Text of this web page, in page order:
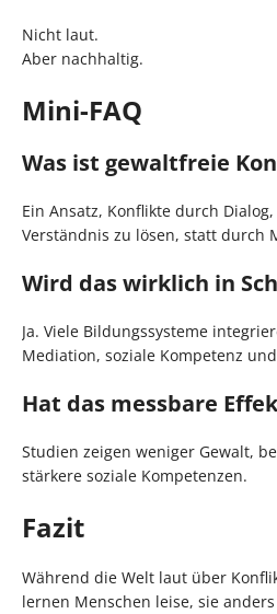
Nicht laut.
Aber nachhaltig.
Mini-FAQ
Was ist gewaltfreie
Ein Ansatz, Konflikte durch
Verständnis zu lösen, statt durch
Wird das wirklich in
Ja. Viele Bildungssysteme
Mediation, soziale Kompetenz
Hat das messbare
Studien zeigen weniger Gewalt,
stärkere soziale Kompetenzen.
Fazit
Während die Welt laut über
lernen Menschen leise, sie